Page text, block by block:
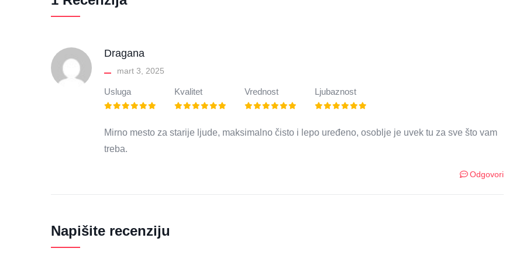
Dragana
mart 3, 2025
Usluga Kvalitet Vrednost Ljubaznost
Mirno mesto za starije ljude, maksimalno čisto i lepo uređeno, osoblje je uvek tu za sve što vam
treba.
Odgovori
Napišite recenziju